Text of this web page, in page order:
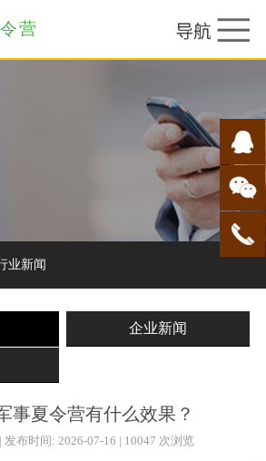
营
业新闻
企业新闻
事夏令营有什么效果？
发布时间: 2026-07-16 | 10047 次浏览